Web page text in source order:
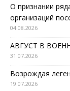
О признании
организаций
04.08.2026
АВГУСТ В
31.07.2026
Возрождая
19.07.2026